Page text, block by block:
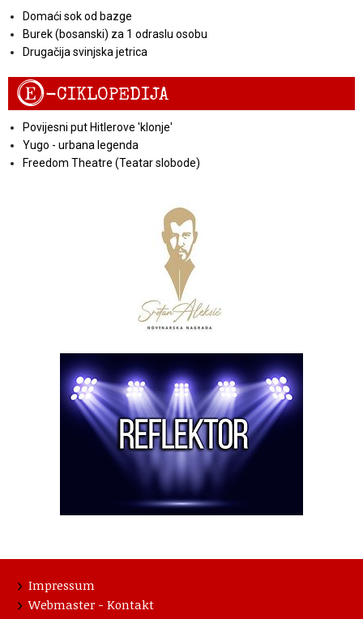
Domaći sok od bazge
Burek (bosanski) za 1 odraslu osobu
Drugačija svinjska jetrica
E-CIKLOPEDIJA
Povijesni put Hitlerove 'klonje'
Yugo - urbana legenda
Freedom Theatre (Teatar slobode)
Impressum
Webmaster - Kontakt